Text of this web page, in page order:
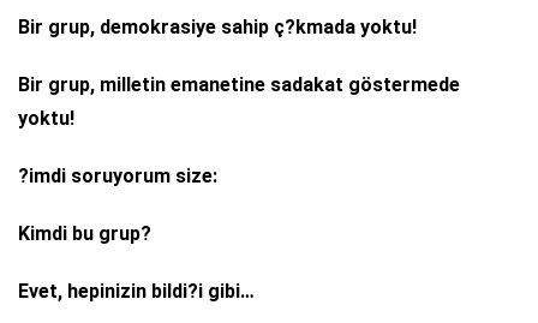
Bir grup, demokrasiye sahip ç?kmada yoktu!
Bir grup, milletin emanetine sadakat göstermede
yoktu!
?imdi soruyorum size:
Kimdi bu grup?
Evet, hepinizin bildi?i gibi…